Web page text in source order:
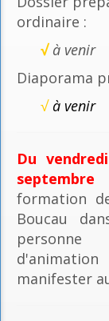
ordinaire :
√ à venir
Diaporama
√à venir
Du
septembre
formation
Boucau
manifester